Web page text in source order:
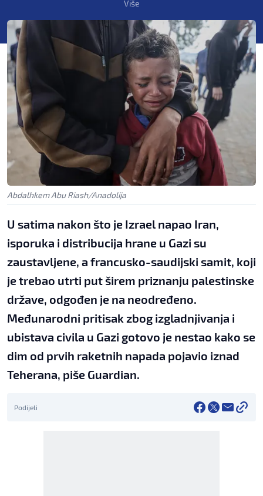
Više
Abdalhkem Abu Riash/Anadolija
U satima nakon što je Izrael napao Iran,
isporuka i distribucija hrane u Gazi su
zaustavljene, a francusko-saudijski samit, koji
je trebao utrti put širem priznanju palestinske
države, odgođen je na neodređeno.
Međunarodni pritisak zbog izgladnjivanja i
ubistava civila u Gazi gotovo je nestao kako se
dim od prvih raketnih napada pojavio iznad
Teherana, piše Guardian.
Podijeli